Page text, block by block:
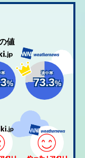
値
率
%
適中率
73.3%